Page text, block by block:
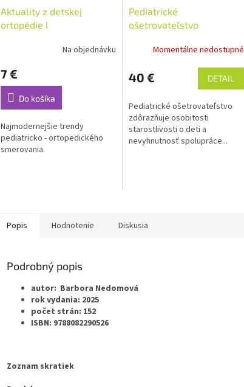
Aktuality z detskej
ortopédie I
produktu
je
5,0
z
5
hviezdičiek.
Na objednávku
7 €
Do košíka
Najmodernejšie trendy
pediatricko - ortopedického
smerovania.
Pediatrické
ošetrovateľstvo
Momentálne nedostupné
40 € DETAIL
Pediatrické ošetrovateľstvo
zdôrazňuje osobitosti
starostlivosti o deti a
nevyhnutnosť spolupráce...
Popis Hodnotenie Diskusia
Podrobný popis
autor: Barbora Nedomová
rok vydania: 2025
počet strán: 152
ISBN: 9788082290526
Zoznam skratiek